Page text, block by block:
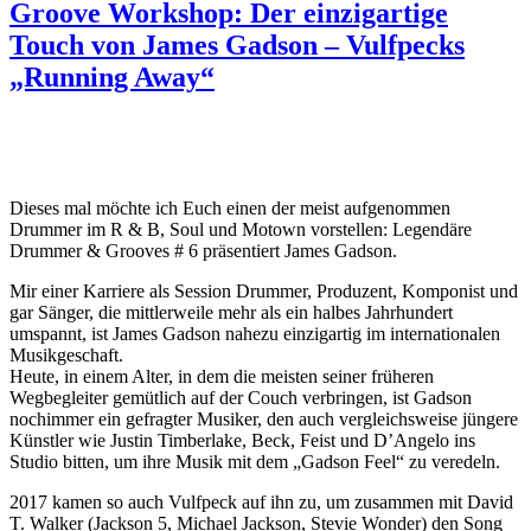
Groove Workshop: Der einzigartige
Touch von James Gadson – Vulfpecks
„Running Away“
Dieses mal möchte ich Euch einen der meist aufgenommen
Drummer im R & B, Soul und Motown vorstellen: Legendäre
Drummer & Grooves # 6 präsentiert James Gadson.
Mir einer Karriere als Session Drummer, Produzent, Komponist und
gar Sänger, die mittlerweile mehr als ein halbes Jahrhundert
umspannt, ist James Gadson nahezu einzigartig im internationalen
Musikgeschaft.
Heute, in einem Alter, in dem die meisten seiner früheren
Wegbegleiter gemütlich auf der Couch verbringen, ist Gadson
nochimmer ein gefragter Musiker, den auch vergleichsweise jüngere
Künstler wie Justin Timberlake, Beck, Feist und D’Angelo ins
Studio bitten, um ihre Musik mit dem „Gadson Feel“ zu veredeln.
2017 kamen so auch Vulfpeck auf ihn zu, um zusammen mit David
T. Walker (Jackson 5, Michael Jackson, Stevie Wonder) den Song